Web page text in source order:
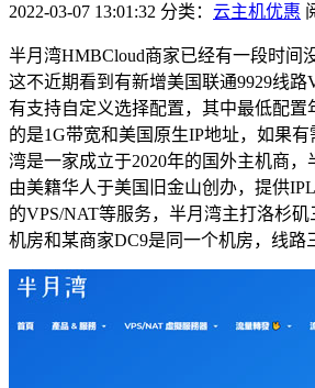
2022-03-07 13:01:32 分类： 云主机优惠
半月湾HMBCloud商家已经有一段时间
这不近期看到有新增美国联通9929线路
有支持自定义选择配置，其中最低配置
的是1G带宽和美国原生IP地址，如果有
湾是一家成立于2020年的国外主机商
由美籍华人于美国旧金山创办，提供
的VPS/NAT等服务，半月湾主打洛杉矶
机房和某商家DC9是同一个机房，线路